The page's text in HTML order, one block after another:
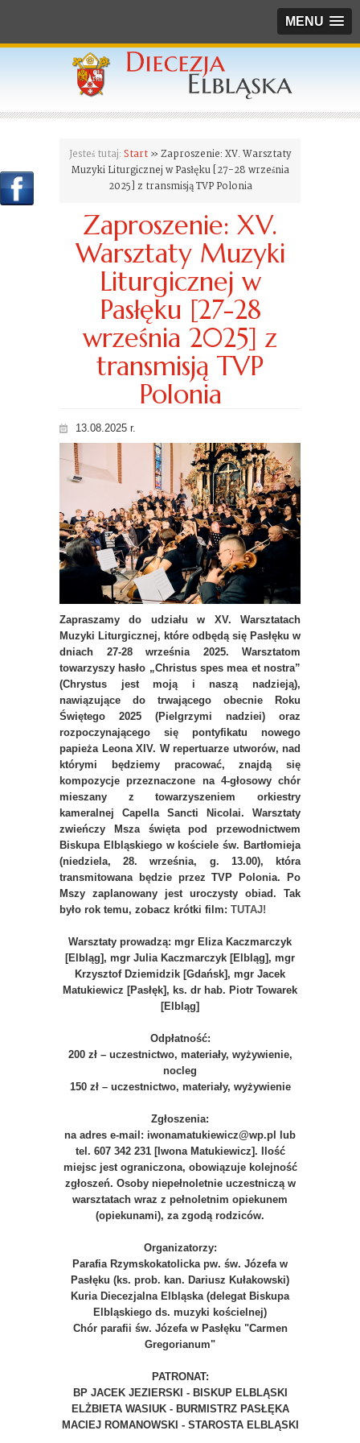
MENU
Jesteś tutaj: Start » Zaproszenie: XV. Warsztaty
Muzyki Liturgicznej w Pasłęku [27-28 września
2025] z transmisją TVP Polonia
Zaproszenie: XV.
Warsztaty Muzyki
Liturgicznej w
Pasłęku [27-28
września 2025] z
transmisją TVP
Polonia
13.08.2025 r.
Zapraszamy do udziału w XV. Warsztatach
Muzyki Liturgicznej, które odbędą się Pasłęku w
dniach 27-28 września 2025. Warsztatom
towarzyszy hasło „Christus spes mea et nostra”
(Chrystus jest moją i naszą nadzieją),
nawiązujące do trwającego obecnie Roku
Świętego 2025 (Pielgrzymi nadziei) oraz
rozpoczynającego się pontyfikatu nowego
papieża Leona XIV. W repertuarze utworów, nad
którymi będziemy pracować, znajdą się
kompozycje przeznaczone na 4-głosowy chór
mieszany z towarzyszeniem orkiestry
kameralnej Capella Sancti Nicolai. Warsztaty
zwieńczy Msza święta pod przewodnictwem
Biskupa Elbląskiego w kościele św. Bartłomieja
(niedziela, 28. września, g. 13.00), która
transmitowana będzie przez TVP Polonia. Po
Mszy zaplanowany jest uroczysty obiad. Tak
było rok temu, zobacz krótki film: TUTAJ!
Warsztaty prowadzą: mgr Eliza Kaczmarczyk
[Elbląg], mgr Julia Kaczmarczyk [Elbląg], mgr
Krzysztof Dziemidzik [Gdańsk], mgr Jacek
Matukiewicz [Pasłęk], ks. dr hab. Piotr Towarek
[Elbląg]
Odpłatność:
200 zł – uczestnictwo, materiały, wyżywienie,
nocleg
150 zł – uczestnictwo, materiały, wyżywienie
Zgłoszenia:
na adres e-mail: iwonamatukiewicz@wp.pl lub
tel. 607 342 231 [Iwona Matukiewicz]. Ilość
miejsc jest ograniczona, obowiązuje kolejność
zgłoszeń. Osoby niepełnoletnie uczestniczą w
warsztatach wraz z pełnoletnim opiekunem
(opiekunami), za zgodą rodziców.
Organizatorzy:
Parafia Rzymskokatolicka pw. św. Józefa w
Pasłęku (ks. prob. kan. Dariusz Kułakowski)
Kuria Diecezjalna Elbląska (delegat Biskupa
Elbląskiego ds. muzyki kościelnej)
Chór parafii św. Józefa w Pasłęku "Carmen
Gregorianum"
PATRONAT:
BP JACEK JEZIERSKI - BISKUP ELBLĄSKI
ELŻBIETA WASIUK - BURMISTRZ PASŁĘKA
MACIEJ ROMANOWSKI - STAROSTA ELBLĄSKI